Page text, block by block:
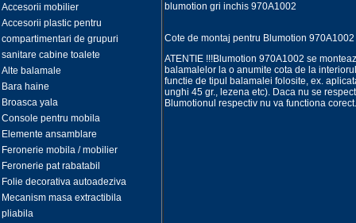
Accesorii mobilier
Accesorii plastic pentru
compartimentari de grupuri
sanitare cabine toalete
Alte balamale
Bara haine
Broasca yala
Console pentru mobila
Elemente ansamblare
Feronerie mobila / mobilier
Feronerie pat rabatabil
Folie decorativa autoadeziva
Mecanism masa extractibila
pliabila
blumotion gri inchis 970A1002
Cote de montaj pentru Blumotion 970A1002
ATENTIE !!!Blumotion 970A1002 se
balamalelor la o anumite cota de la
functie de tipul balamalei folosite, ex.
unghi 45 gr., lezena etc). Daca nu se
Blumotionul respectiv nu va functiona corect.